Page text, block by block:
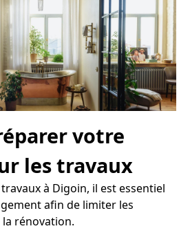
votre
les travaux
à Digoin, il est essentiel
afin de limiter les
rénovation.